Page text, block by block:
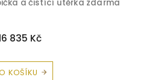
+ krabička a čistící utěrka zdarma
18 460 Kč
DO KOŠÍKU